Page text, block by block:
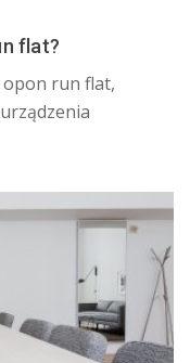
flat?
opon run flat,